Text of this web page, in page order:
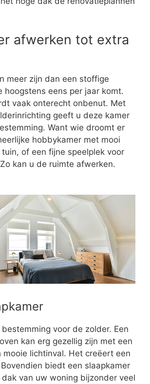
afwerken tot extra
meer zijn dan een stoffige
hoogstens eens per jaar komt.
vaak onterecht onbenut. Met
geeft u deze kamer
Want wie droomt er
hobbykamer met mooi
of een fijne speelplek voor
kan u de ruimte afwerken.
bestemming voor de zolder. Een
kan erg gezellig zijn met een
mooie lichtinval. Het creëert een
biedt een slaapkamer
van uw woning bijzonder veel